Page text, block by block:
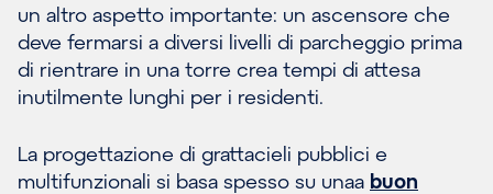
un altro aspetto importante: un ascensore che
deve fermarsi a diversi livelli di parcheggio prima
di rientrare in una torre crea tempi di attesa
inutilmente lunghi per i residenti.
La progettazione di grattacieli pubblici e
multifunzionali si basa spesso su unaa buon